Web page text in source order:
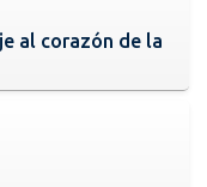
al corazón de la